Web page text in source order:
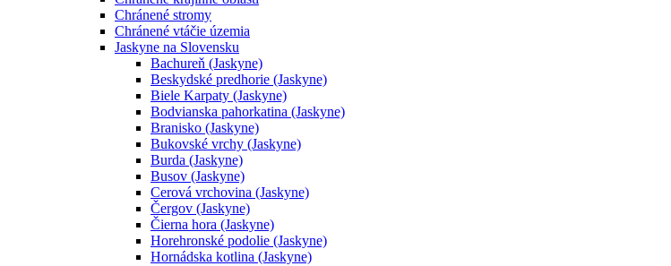
Chránené stromy
Chránené vtáčie územia
Jaskyne na Slovensku
Bachureň (Jaskyne)
Beskydské predhorie (Jaskyne)
Biele Karpaty (Jaskyne)
Bodvianska pahorkatina (Jaskyne)
Branisko (Jaskyne)
Bukovské vrchy (Jaskyne)
Burda (Jaskyne)
Busov (Jaskyne)
Cerová vrchovina (Jaskyne)
Čergov (Jaskyne)
Čierna hora (Jaskyne)
Horehronské podolie (Jaskyne)
Hornádska kotlina (Jaskyne)